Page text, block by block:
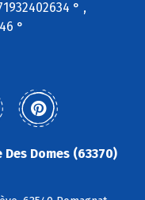
° ,
°
Domes (63370)